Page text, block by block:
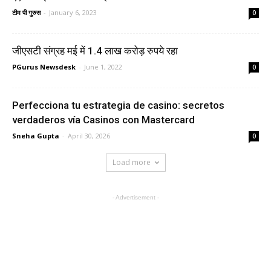
टीम पी गुरुस - January 6, 2023 0
जीएसटी संग्रह मई में 1.4 लाख करोड़ रुपये रहा
PGurus Newsdesk - June 1, 2022 0
Perfecciona tu estrategia de casino: secretos
verdaderos vía Casinos con Mastercard
Sneha Gupta - April 30, 2026 0
Load more
- Advertisement -